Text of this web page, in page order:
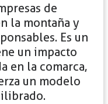
de
la montaña y
Es un
un impacto
en la comarca,
un modelo